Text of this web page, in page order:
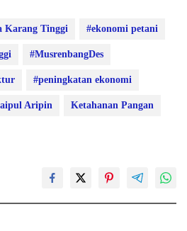
Karang Tinggi #ekonomi petani
#MusrenbangDes
#peningkatan ekonomi
Aripin Ketahanan Pangan